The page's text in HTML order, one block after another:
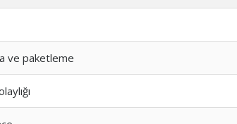
ve paketleme